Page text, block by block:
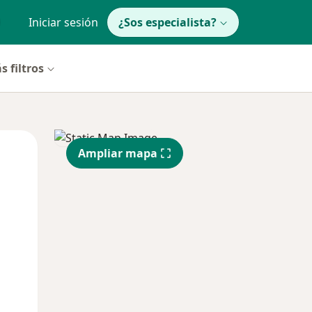
Iniciar sesión ¿Sos especialista?
filtros
Jue
13 Ago
Vie
14 Ago
Ampliar mapa